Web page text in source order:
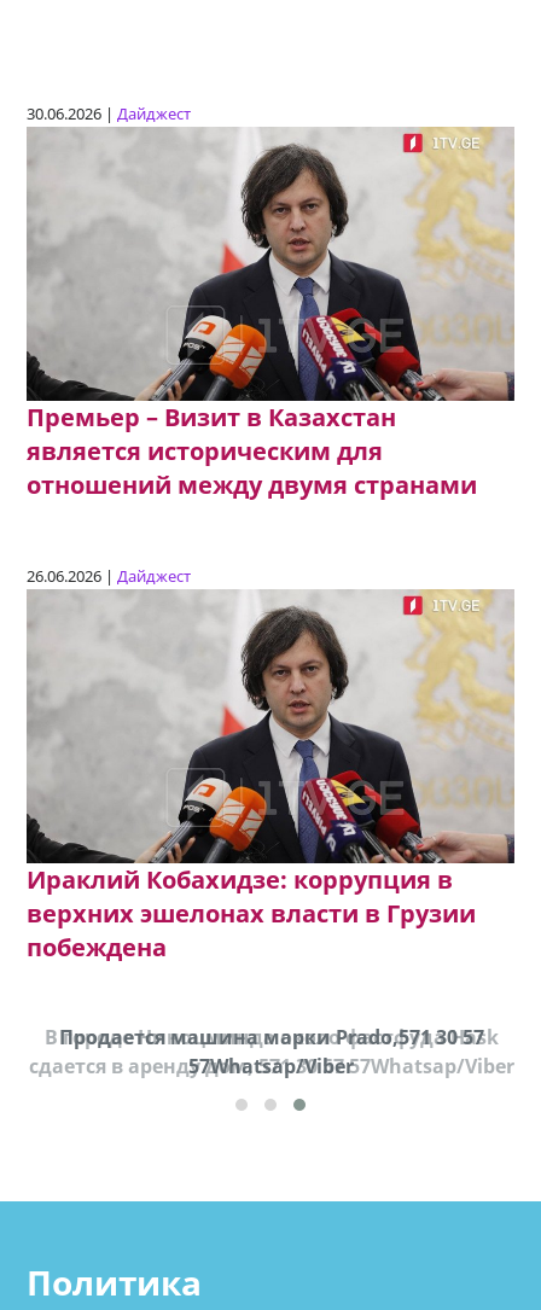
30.06.2026 |Дайджест
Премьер – Визит в Казахстан
является историческим для
отношений между двумя странами
26.06.2026 |Дайджест
Ираклий Кобахидзе: коррупция в
верхних эшелонах власти в Грузии
побеждена
В городе Ниноцминда около фастфуда Hask
cдается в аренду дом, 571 30 57 57Whatsap/Viber
Продается машина марки Prado,571 30 57
57Whatsap/Viber
Политика